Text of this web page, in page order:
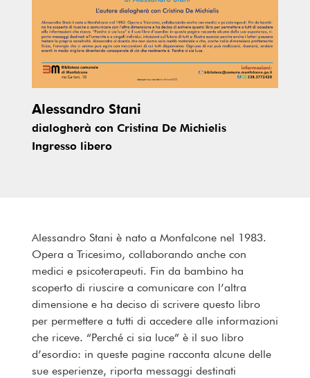
Alessandro Stani
dialogherà con Cristina De Michielis
Ingresso libero
Alessandro Stani è nato a Monfalcone nel 1983.
Opera a Tricesimo, collaborando anche con
medici e psicoterapeuti. Fin da bambino ha
scoperto di riuscire a comunicare con l’altra
dimensione e ha deciso di scrivere questo libro
per permettere a tutti di accedere alle informazioni
che riceve. “Perché ci sia luce” è il suo libro
d’esordio: in queste pagine racconta alcune delle
sue esperienze, riporta messaggi destinati